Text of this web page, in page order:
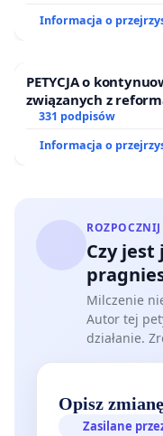
Zaniepokojeni
Przedszkola
Informacja o
PETYCJA o
związanych z
331 podpisów
Informacja o
ROZPOCZNIJ
Czy jest
Milczenie
Autor tej
działanie.
Opisz
Zasilane